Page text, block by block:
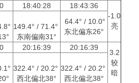
18:40:28
18:43:36
-1.0
亮
149.4° / 71.4°
东南偏南31°
64.4° / 10.0°
东北偏东26°
20:16:39 20:16:39
3.2
较
暗
322.4° / 20.2°
西北偏北38°
322.4° / 20.2°
西北偏北38°